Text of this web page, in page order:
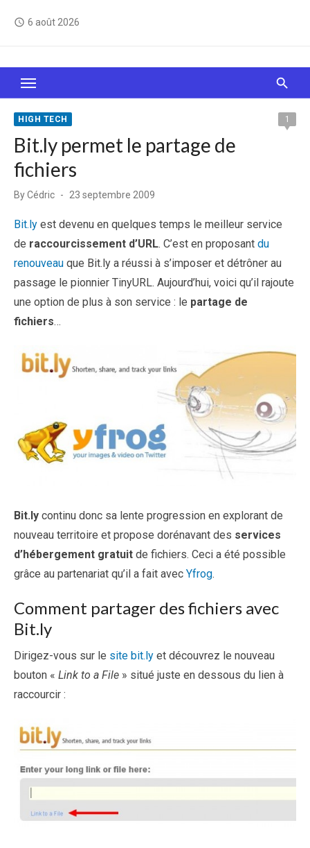
access_time 6 août 2026
Le Web, c'est comme une boîte de chocolats… On
sait jamais sur quoi on va tomber !
HIGH TECH 1
Bit.ly permet le partage de
fichiers
ByCédric
Posted
23 septembre 2009
Bit.ly est devenu en quelques temps le meilleur service
de raccourcissement d’URL. C’est en proposant du
renouveau que Bit.ly a réussi à s’imposer et détrôner au
passage le pionnier TinyURL. Aujourd’hui, voici qu’il rajoute
une option de plus à son service : le partage de
fichiers…
Bit.ly continu donc sa lente progression en explorant de
nouveau territoire et propose dorénavant des services
d’hébergement gratuit de fichiers. Ceci a été possible
grâce au partenariat qu’il a fait avec Yfrog.
Comment partager des fichiers avec
Bit.ly
Dirigez-vous sur le site bit.ly et découvrez le nouveau
bouton « Link to a File » situé juste en dessous du lien à
raccourcir :